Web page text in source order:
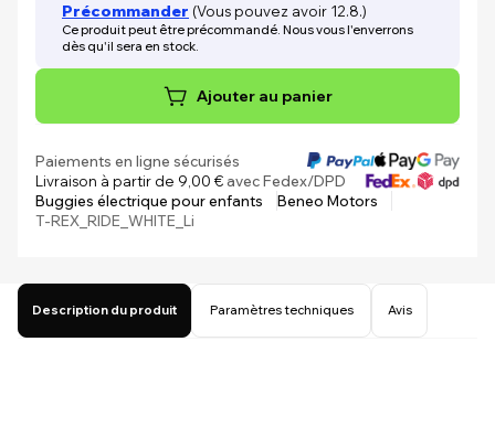
Précommander (Vous pouvez avoir 12.8.)
Ce produit peut être précommandé. Nous vous l'enverrons
dès qu'il sera en stock.
Ajouter au panier
Paiements en ligne sécurisés
Livraison à partir de 9,00 €avec Fedex/DPD
Buggies électrique pour enfants
Beneo Motors
T-REX_RIDE_WHITE_Li
Description du produit Paramètres techniques Avis